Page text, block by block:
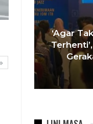
‘Agar